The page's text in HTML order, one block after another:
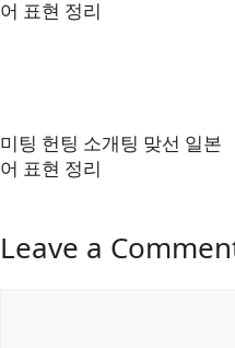
미팅 헌팅 소개팅 맞선 일본
어 표현 정리
Leave a